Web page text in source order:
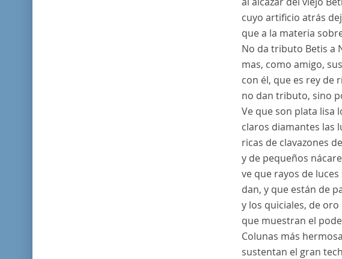
cuyo artificio atrás
que a la materia
No da tributo Betis a
mas, como amigo,
con él, que es rey de
no dan tributo, sino
Ve que son plata lisa
claros diamantes las
ricas de clavazones
y de pequeños
ve que rayos de
dan, y que están de
y los quiciales, de
que muestran el
Colunas más
sustentan el gran